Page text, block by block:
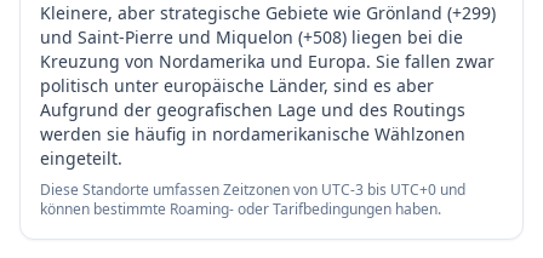
Kleinere, aber strategische Gebiete wie Grönland (+299)
und Saint-Pierre und Miquelon (+508) liegen bei die
Kreuzung von Nordamerika und Europa. Sie fallen zwar
politisch unter europäische Länder, sind es aber
Aufgrund der geografischen Lage und des Routings
werden sie häufig in nordamerikanische Wählzonen
eingeteilt.
Diese Standorte umfassen Zeitzonen von UTC-3 bis UTC+0 und
können bestimmte Roaming- oder Tarifbedingungen haben.